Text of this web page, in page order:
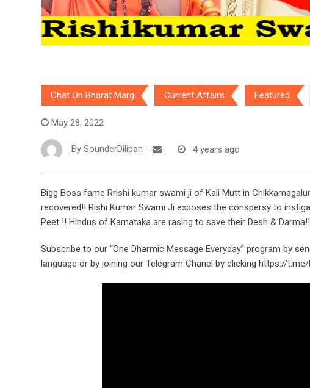
Chat On Bharat Marg Current Affairs Featured
May 28, 2022
By SounderDilipan - 4 years ago
Bigg Boss fame Rrishi kumar swami ji of Kali Mutt in
recovered!! Rishi Kumar Swami Ji exposes the conspersy to
Peet !! Hindus of Karnataka are rasing to save their Desh &
Subscribe to our “One Dharmic Message Everyday” program by
language or by joining our Telegram Chanel by clicking https://